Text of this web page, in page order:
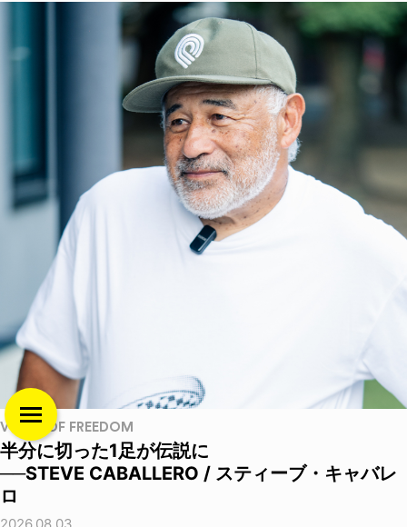
VOICE OF FREEDOM
半分に切った1足が伝説に
──STEVE CABALLERO / スティーブ・キャバレ
ロ